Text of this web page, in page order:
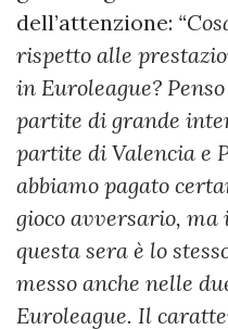
dell’attenzione:
rispetto alle
in Euroleague?
partite di grande
partite di Valencia e
abbiamo pagato
gioco avversario,
questa sera è lo
messo anche nelle
Euroleague. Il